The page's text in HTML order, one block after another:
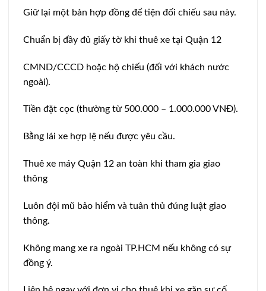
Giữ lại một bản hợp đồng để tiện đối chiếu sau này.
Chuẩn bị đầy đủ giấy tờ khi thuê xe tại Quận 12
CMND/CCCD hoặc hộ chiếu (đối với khách nước
ngoài).
Tiền đặt cọc (thường từ 500.000 – 1.000.000 VNĐ).
Bằng lái xe hợp lệ nếu được yêu cầu.
Thuê xe máy Quận 12 an toàn khi tham gia giao
thông
Luôn đội mũ bảo hiểm và tuân thủ đúng luật giao
thông.
Không mang xe ra ngoài TP.HCM nếu không có sự
đồng ý.